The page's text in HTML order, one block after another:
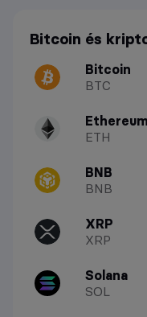
Bitcoin és
Bitcoin
BTC
Ethereum
ETH
BNB
BNB
XRP
XRP
Solana
SOL